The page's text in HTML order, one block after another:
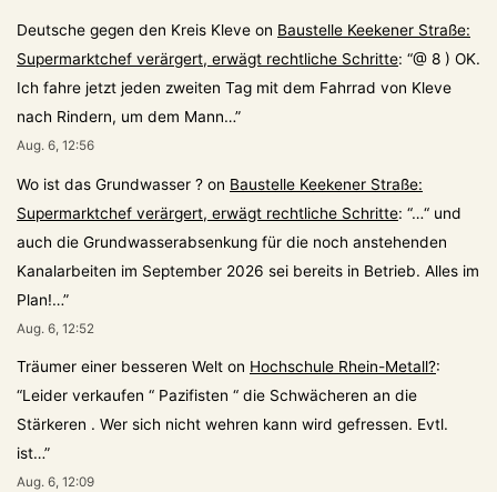
Deutsche gegen den Kreis Kleve on Baustelle Keekener Straße:
Supermarktchef verärgert, erwägt rechtliche Schritte: “@ 8 ) OK.
Ich fahre jetzt jeden zweiten Tag mit dem Fahrrad von Kleve
nach Rindern, um dem Mann…”
Aug. 6, 12:56
Wo ist das Grundwasser ? on Baustelle Keekener Straße:
Supermarktchef verärgert, erwägt rechtliche Schritte: “…“ und
auch die Grundwasserabsenkung für die noch anstehenden
Kanalarbeiten im September 2026 sei bereits in Betrieb. Alles im
Plan!…”
Aug. 6, 12:52
Träumer einer besseren Welt on Hochschule Rhein-Metall?:
“Leider verkaufen “ Pazifisten “ die Schwächeren an die
Stärkeren . Wer sich nicht wehren kann wird gefressen. Evtl.
ist…”
Aug. 6, 12:09